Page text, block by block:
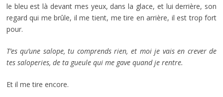
le bleu est là devant mes yeux, dans la glace, et lui derrière, son
regard qui me brûle, il me tient, me tire en arrière, il est trop fort
pour.
T’es qu’une salope, tu comprends rien, et moi je vais en crever de
tes saloperies, de ta gueule qui me gave quand je rentre.
Et il me tire encore.